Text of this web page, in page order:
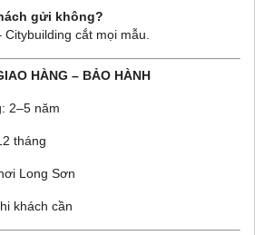
gửi không?
cắt mọi mẫu.
HÀNG – BẢO HÀNH
2–5 năm
tháng
Long Sơn
khách cần